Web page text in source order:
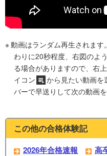
動画はランダム再生されます
わりに20秒程度、右図のよ
る場合がありますので、右
イコン
から見たい動画を
バーで早送りして次の動画を
この他の合格体験記
2026年合格速報
高